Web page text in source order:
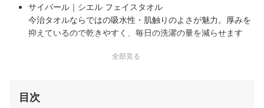
サイバール｜シエル フェイスタオル
今治タオルならではの吸水性・肌触りのよさが魅力。厚みを
抑えているので乾きやすく、毎日の洗濯の量を減らせます
め、干しやすいのはもちろんのこと、中央を切れば掃除用タ
タオルとしてはもちろん、お風呂でのボディタオルとしても
全部見る
目次